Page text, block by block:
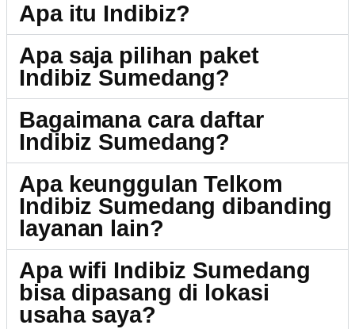
Apa itu Indibiz?
Apa saja pilihan paket
Indibiz Sumedang?
Bagaimana cara daftar
Indibiz Sumedang?
Apa keunggulan Telkom
Indibiz Sumedang dibanding
layanan lain?
Apa wifi Indibiz Sumedang
bisa dipasang di lokasi
usaha saya?